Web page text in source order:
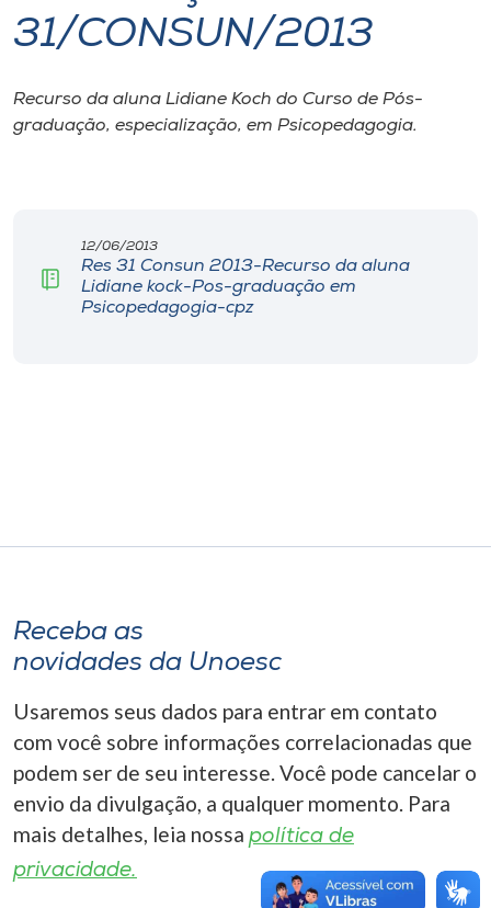
I.nova
Diplomados
Biblioteca
Selecione
o idioma
A+
A-
31/CONSUN/2013
Recurso da aluna Lidiane Koch do Curso de Pós-
graduação, especialização, em Psicopedagogia.
12/06/2013
Res 31 Consun 2013-Recurso da aluna
Lidiane kock-Pos-graduação em
Psicopedagogia-cpz
Receba as
novidades da Unoesc
Usaremos seus dados para entrar em contato
com você sobre informações correlacionadas que
podem ser de seu interesse. Você pode cancelar o
envio da divulgação, a qualquer momento. Para
mais detalhes, leia nossa política de
privacidade.